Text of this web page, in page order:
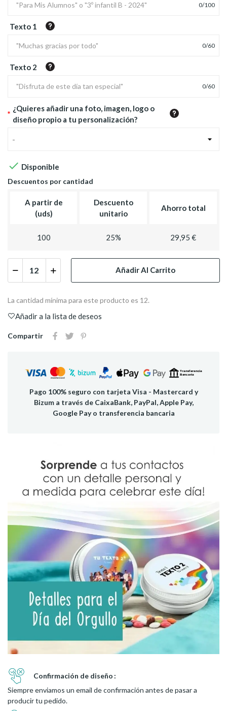
0/100
Texto 1
0/60
Texto 2
0/60
*
¿Quieres añadir una foto, imagen, logo o
diseño propio a tu personalización?
-
 Disponible
Descuentos por cantidad
A partir de
(uds)
Descuento
unitario
Ahorro total
100 25% 29,95 €
Añadir Al Carrito
La cantidad mínima para este producto es 12.
Añadir a la lista de deseos
Compartir
Pago 100% seguro con tarjeta Visa - Mastercard y
Bizum a través de CaixaBank, PayPal, Apple Pay,
Google Pay o transferencia bancaria
Confirmación de diseño
Siempre enviamos un email de confirmación antes de pasar a
producir tu pedido.